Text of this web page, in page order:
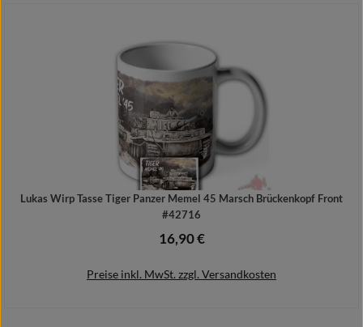
Lukas Wirp Tasse Tiger Panzer Memel 45 Marsch Brückenkopf Front
#42716
Regulärer Preis:
16,90 €
Preise inkl. MwSt. zzgl. Versandkosten